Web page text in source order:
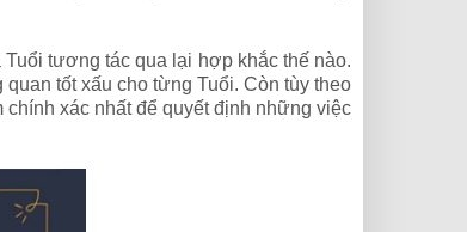
tương tác qua lại hợp khắc thế nào.
tốt xấu cho từng Tuổi. Còn tùy theo
xác nhất để quyết định những việc